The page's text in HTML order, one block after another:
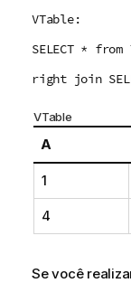
VTable:
SELECT * from
right join
VTable
A
1
4
Se você